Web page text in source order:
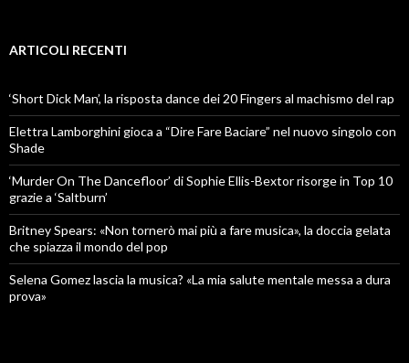
ARTICOLI RECENTI
‘Short Dick Man’, la risposta dance dei 20 Fingers al machismo del rap
Elettra Lamborghini gioca a “Dire Fare Baciare” nel nuovo singolo con
Shade
‘Murder On The Dancefloor’ di Sophie Ellis-Bextor risorge in Top 10
grazie a ‘Saltburn’
Britney Spears: «Non tornerò mai più a fare musica», la doccia gelata
che spiazza il mondo del pop
Selena Gomez lascia la musica? «La mia salute mentale messa a dura
prova»